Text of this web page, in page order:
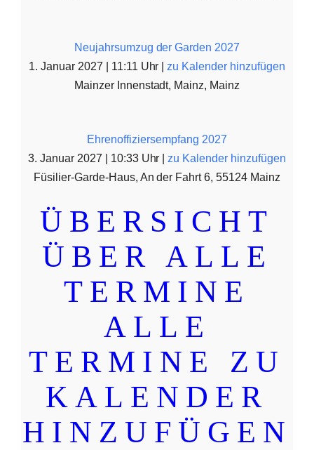
Neujahrsumzug der Garden 2027
1. Januar 2027 | 11:11 Uhr | zu Kalender hinzufügen
Mainzer Innenstadt, Mainz, Mainz
Ehrenoffiziersempfang 2027
3. Januar 2027 | 10:33 Uhr | zu Kalender hinzufügen
Füsilier-Garde-Haus, An der Fahrt 6, 55124 Mainz
ÜBERSICHT
ÜBER ALLE
TERMINE
ALLE
TERMINE ZU
KALENDER
HINZUFÜGEN